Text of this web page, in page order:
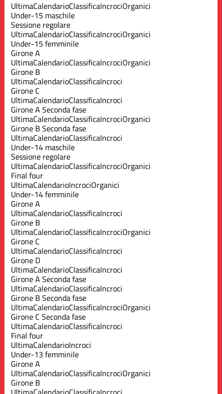
UltimaCalendarioClassificaIncrociOrganici
Under-15 maschile
Sessione regolare
UltimaCalendarioClassificaIncrociOrganici
Under-15 femminile
Girone A
UltimaCalendarioClassificaIncrociOrganici
Girone B
UltimaCalendarioClassificaIncroci
Girone C
UltimaCalendarioClassificaIncroci
Girone A Seconda fase
UltimaCalendarioClassificaIncrociOrganici
Girone B Seconda fase
UltimaCalendarioClassificaIncroci
Under-14 maschile
Sessione regolare
UltimaCalendarioClassificaIncrociOrganici
Final four
UltimaCalendarioIncrociOrganici
Under-14 femminile
Girone A
UltimaCalendarioClassificaIncroci
Girone B
UltimaCalendarioClassificaIncrociOrganici
Girone C
UltimaCalendarioClassificaIncroci
Girone D
UltimaCalendarioClassificaIncroci
Girone A Seconda fase
UltimaCalendarioClassificaIncroci
Girone B Seconda fase
UltimaCalendarioClassificaIncrociOrganici
Girone C Seconda fase
UltimaCalendarioClassificaIncroci
Final four
UltimaCalendarioIncroci
Under-13 femminile
Girone A
UltimaCalendarioClassificaIncrociOrganici
Girone B